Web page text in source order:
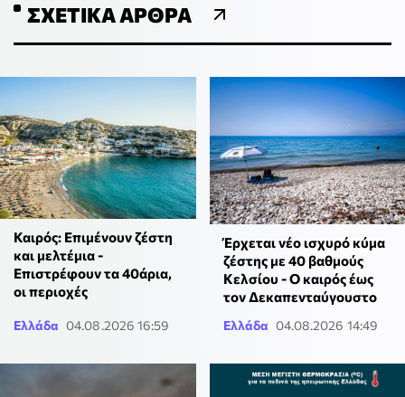
ΣΧΕΤΙΚΆ ΆΡΘΡΑ
Καιρός: Επιμένουν ζέστη
και μελτέμια -
Επιστρέφουν τα 40άρια,
οι περιοχές
Ελλάδα 04.08.2026 16:59
Έρχεται νέο ισχυρό κύμα
ζέστης με 40 βαθμούς
Κελσίου - Ο καιρός έως
τον Δεκαπενταύγουστο
Ελλάδα 04.08.2026 14:49